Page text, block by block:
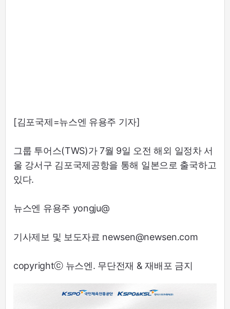
[김포국제=뉴스엔 유용주 기자]
그룹 투어스(TWS)가 7월 9일 오전 해외 일정차 서
울 강서구 김포국제공항을 통해 일본으로 출국하고
있다.
뉴스엔 유용주 yongju@
기사제보 및 보도자료 newsen@newsen.com
copyrightⓒ 뉴스엔. 무단전재 & 재배포 금지